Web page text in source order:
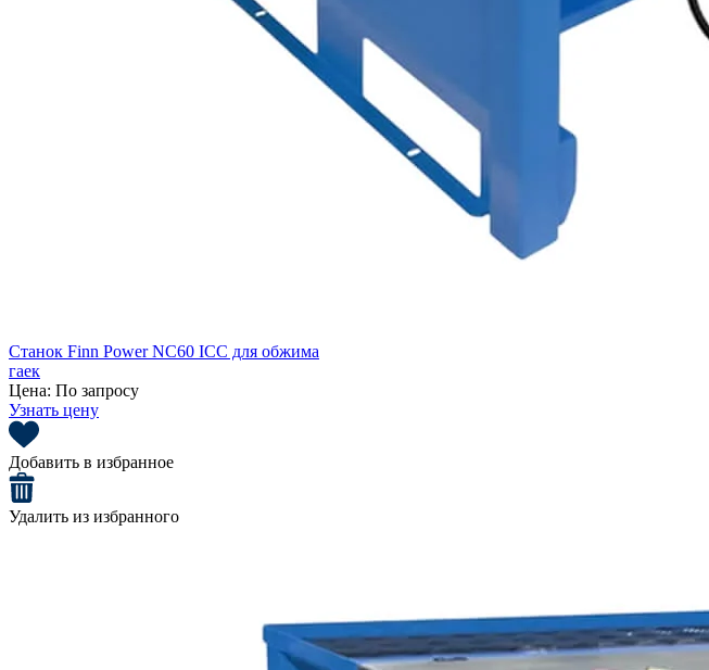
Станок Finn Power NC60 ICC для обжима
гаек
Цена: По запросу
Узнать цену
Добавить в избранное
Удалить из избранного